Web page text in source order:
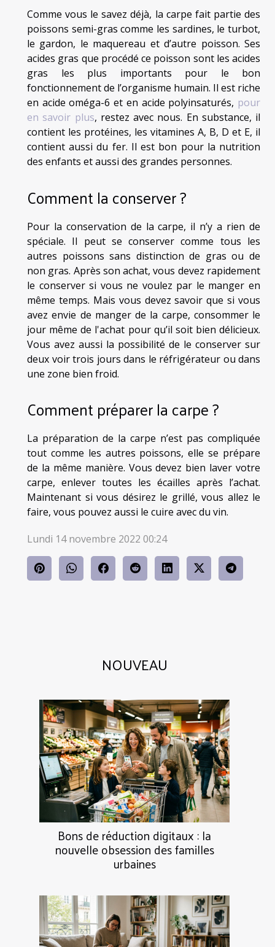
NOUVEAU
Bons de réduction digitaux : la
nouvelle obsession des familles
urbaines
Comme vous le savez déjà, la carpe fait partie des
poissons semi-gras comme les sardines, le turbot,
le gardon, le maquereau et d’autre poisson. Ses
acides gras que procédé ce poisson sont les acides
gras les plus importants pour le bon
fonctionnement de l’organisme humain. Il est riche
en acide oméga-6 et en acide polyinsaturés, pour
en savoir plus, restez avec nous. En substance, il
contient les protéines, les vitamines A, B, D et E, il
contient aussi du fer. Il est bon pour la nutrition
des enfants et aussi des grandes personnes.
Comment la conserver ?
Pour la conservation de la carpe, il n’y a rien de
spéciale. Il peut se conserver comme tous les
autres poissons sans distinction de gras ou de
non gras. Après son achat, vous devez rapidement
le conserver si vous ne voulez par le manger en
même temps. Mais vous devez savoir que si vous
avez envie de manger de la carpe, consommer le
jour même de l'achat pour qu’il soit bien délicieux.
Vous avez aussi la possibilité de le conserver sur
deux voir trois jours dans le réfrigérateur ou dans
une zone bien froid.
Comment préparer la carpe ?
La préparation de la carpe n’est pas compliquée
tout comme les autres poissons, elle se prépare
de la même manière. Vous devez bien laver votre
carpe, enlever toutes les écailles après l’achat.
Maintenant si vous désirez le grillé, vous allez le
faire, vous pouvez aussi le cuire avec du vin.
Lundi 14 novembre 2022 00:24